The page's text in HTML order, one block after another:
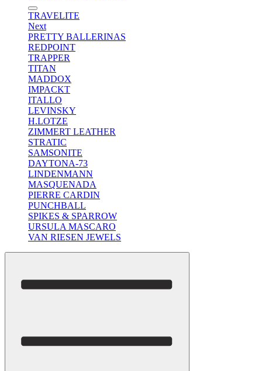
TRAVELITE
Next
PRETTY BALLERINAS
REDPOINT
TRAPPER
TITAN
MADDOX
IMPACKT
ITALLO
LEVINSKY
H.LOTZE
ZIMMERT LEATHER
STRATIC
SAMSONITE
DAYTONA-73
LINDENMANN
MASQUENADA
PIERRE CARDIN
PUNCHBALL
SPIKES & SPARROW
URSULA MASCARO
VAN RIESEN JEWELS